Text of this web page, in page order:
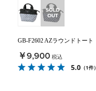
GB-F2602 AZラウンドトート
￥9,900税込
5.0 （1件）